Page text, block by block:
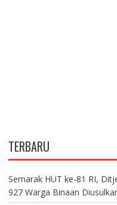
TERBARU
Semarak HUT ke-81 RI,
927 Warga Binaan